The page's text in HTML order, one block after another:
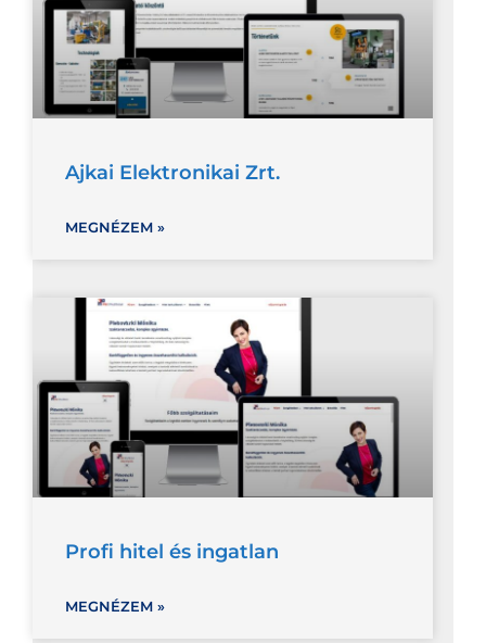
Ajkai Elektronikai Zrt.
MEGNÉZEM »
Profi hitel és ingatlan
MEGNÉZEM »